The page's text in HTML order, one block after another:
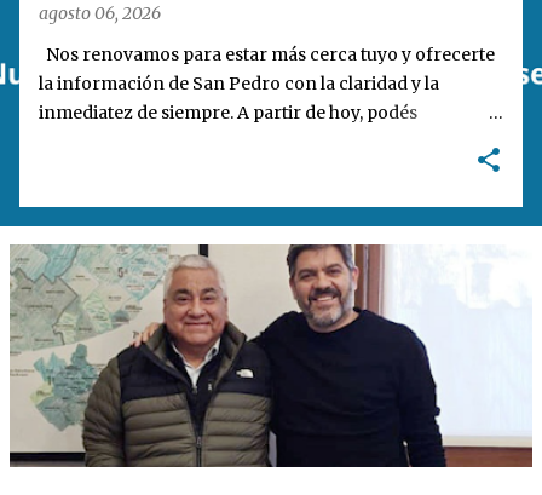
agosto 06, 2026
Nos renovamos para estar más cerca tuyo y ofrecerte
la información de San Pedro con la claridad y la
inmediatez de siempre. A partir de hoy, podés
Desarrollamos una interfaz más ágil, moderna e
intuitiva, pensada para optimizar la navegación desde
cualquier dispositivo, facilitar el acceso a las noticias
locales y potenciar la interacción de los lectores con
nuestros contenidos.